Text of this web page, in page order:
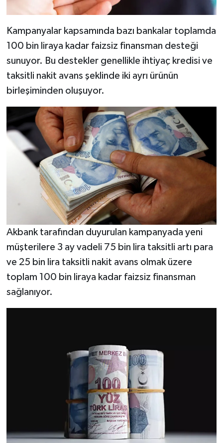
Kampanyalar kapsamında bazı bankalar toplamda
100 bin liraya kadar faizsiz finansman desteği
sunuyor. Bu destekler genellikle ihtiyaç kredisi ve
taksitli nakit avans şeklinde iki ayrı ürünün
birleşiminden oluşuyor.
Akbank tarafından duyurulan kampanyada yeni
müşterilere 3 ay vadeli 75 bin lira taksitli artı para
ve 25 bin lira taksitli nakit avans olmak üzere
toplam 100 bin liraya kadar faizsiz finansman
sağlanıyor.